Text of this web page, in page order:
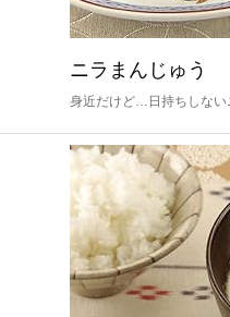
ニラまんじゅう
身近だけど…日持ちしない